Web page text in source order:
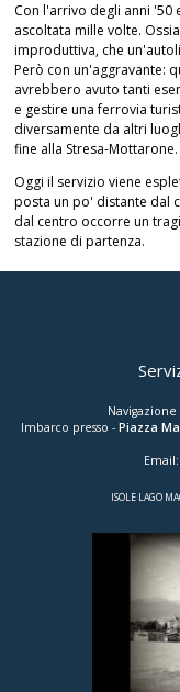
Con l'arrivo degli anni '50
ascoltata mille volte.
improduttiva, che
Però con un'aggravante:
avrebbero avuto tanti
e gestire una ferrovia
diversamente da altri
fine alla Stresa-Mottarone.
Oggi il servizio viene
posta un po' distante dal
dal centro occorre un
stazione di partenza.
Imbarco presso - Piazza
Email:
ISOLE LAGO